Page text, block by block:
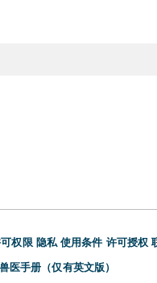
权限 隐私 使用条件 许可授权
兽医手册（仅有英文版）